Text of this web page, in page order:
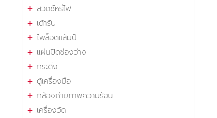
สวิตซ์หรี่ไฟ
เต้ารับ
ไพล็อตแล้มป์
แผ่นปิดช่องว่าง
กระดิ่ง
ตู้เครื่องมือ
กล้องถ่ายภาพความร้อน
เครื่องวัด